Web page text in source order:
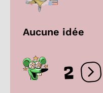
Aucune idée
2